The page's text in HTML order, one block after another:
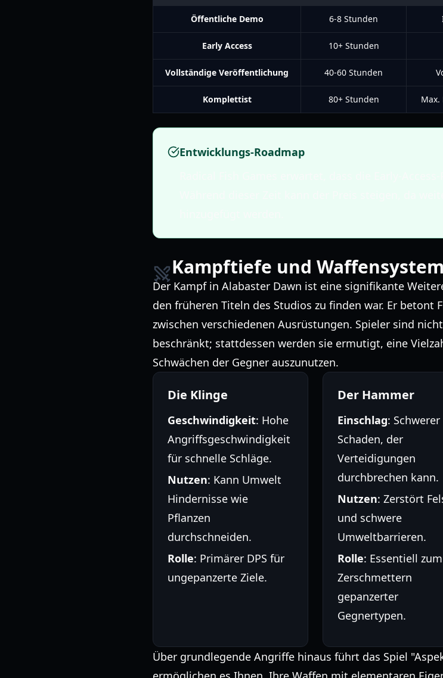
Öffentliche Demo 6-8 Stunden
Early Access 10+ Stunden
Vollständige Veröffentlichung 40-60 Stunden
Komplettist 80+ Stunden
Entwicklungs-Roadmap
Kampftiefe und
Der Kampf in Alabaster Dawn ist eine signifikante
den früheren Titeln des Studios zu finden war. Er betont
zwischen verschiedenen Ausrüstungen. Spieler sind
beschränkt; stattdessen werden sie ermutigt, eine
Schwächen der Gegner auszunutzen.
Die Klinge
Geschwindigkeit: Hohe
Angriffsgeschwindigkeit
für schnelle Schläge.
Nutzen: Kann Umwelt
Hindernisse wie
Pflanzen
durchschneiden.
Rolle: Primärer DPS für
ungepanzerte Ziele.
Der Hammer
Einschlag: Schwerer
Schaden, der
Verteidigungen
durchbrechen kann.
Nutzen: Zerstört
und schwere
Umweltbarrieren.
Rolle: Essentiell zum
Zerschmettern
gepanzerter
Gegnertypen.
Über grundlegende Angriffe hinaus führt das Spiel